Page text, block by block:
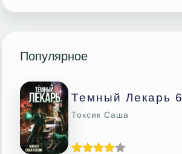
Популярное
Темный Лекарь 6
Токсик Саша